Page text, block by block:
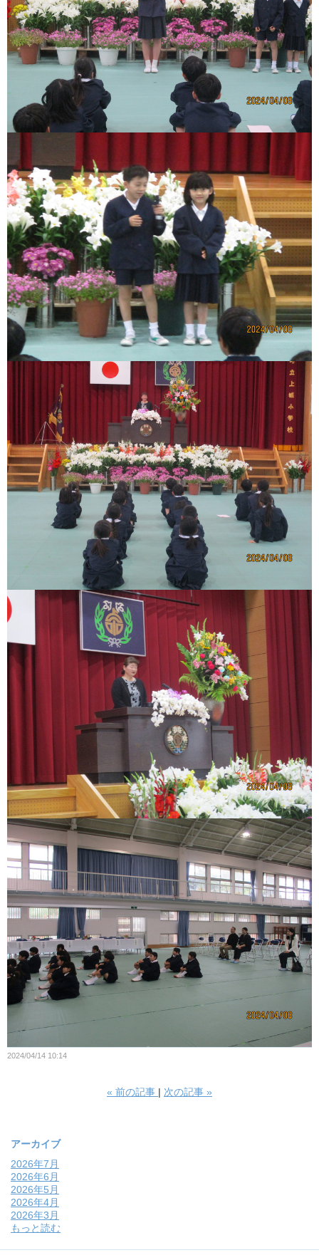
2024/04/14 10:14
« 前の記事 次の記事 »
アーカイブ
2026年7月
2026年6月
2026年5月
2026年4月
2026年3月
もっと読む